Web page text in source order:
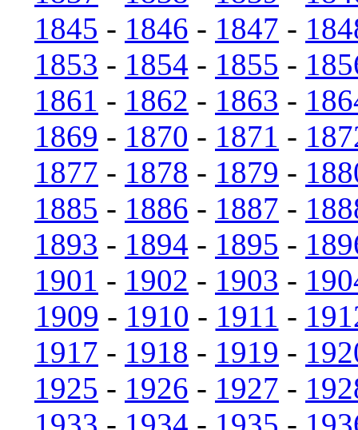
1845 - 1846 - 1847 -
1853 - 1854 - 1855 -
1861 - 1862 - 1863 -
1869 - 1870 - 1871 -
1877 - 1878 - 1879 -
1885 - 1886 - 1887 -
1893 - 1894 - 1895 -
1901 - 1902 - 1903 -
1909 - 1910 - 1911 -
1917 - 1918 - 1919 -
1925 - 1926 - 1927 -